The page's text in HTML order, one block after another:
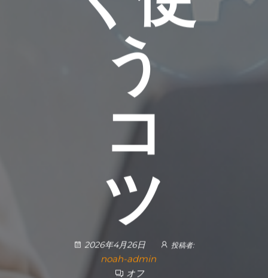
う
コ
ツ
2026年4月26日 投稿者:
noah-admin
オフ